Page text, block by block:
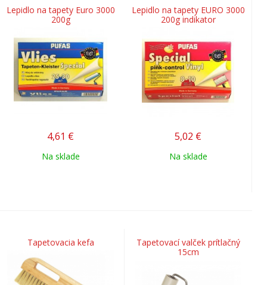
Lepidlo na tapety Euro 3000
200g
4,61 €
Na sklade
Lepidlo na tapety EURO 3000
200g indikator
5,02 €
Na sklade
Tapetovacia kefa
Tapetovací valček prítlačný
15cm